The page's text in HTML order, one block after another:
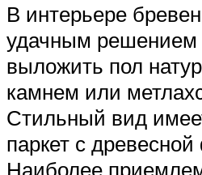
В интерьере
удачным решением
выложить пол
камнем или
Стильный вид
паркет с
Наиболее